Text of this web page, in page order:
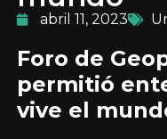
abril 11, 2023
Foro de
permitió
vive el